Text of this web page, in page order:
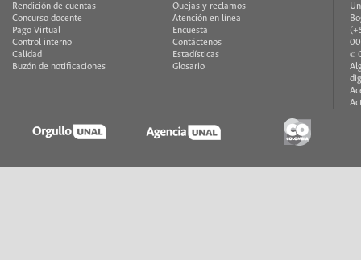
Rendición de cuentas
Concurso docente
Pago Virtual
Control interno
Calidad
Buzón de notificaciones
Quejas y reclamos
Atención en línea
Encuesta
Contáctenos
Estadísticas
Glosario
©